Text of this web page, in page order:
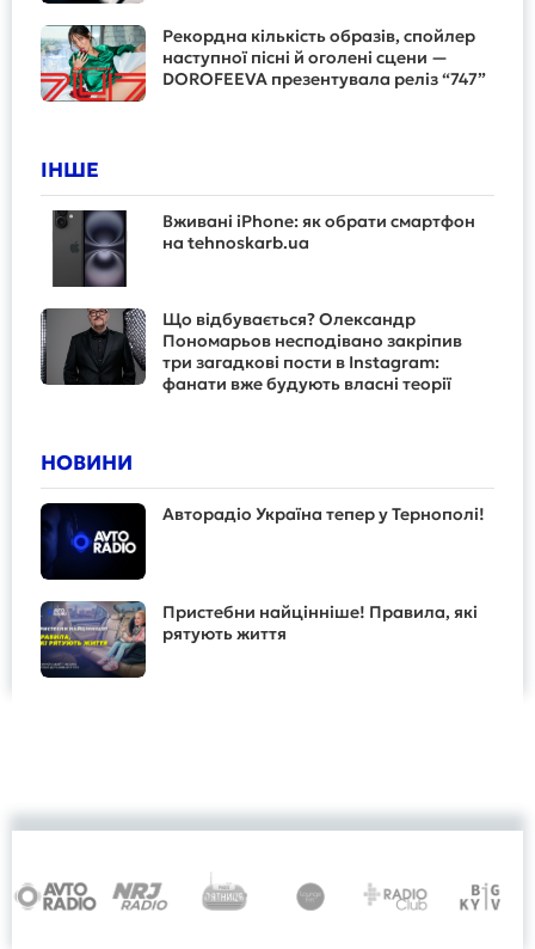
Рекордна кількість образів, спойлер
наступної пісні й оголені сцени —
DOROFEEVA презентувала реліз “747”
ІНШЕ
Вживані iPhone: як обрати смартфон
на tehnoskarb.ua
Що відбувається? Олександр
Пономарьов несподівано закріпив
три загадкові пости в Instagram:
фанати вже будують власні теорії
НОВИНИ
Авторадіо Україна тепер у Тернополі!
Пристебни найцінніше! Правила, які
рятують життя